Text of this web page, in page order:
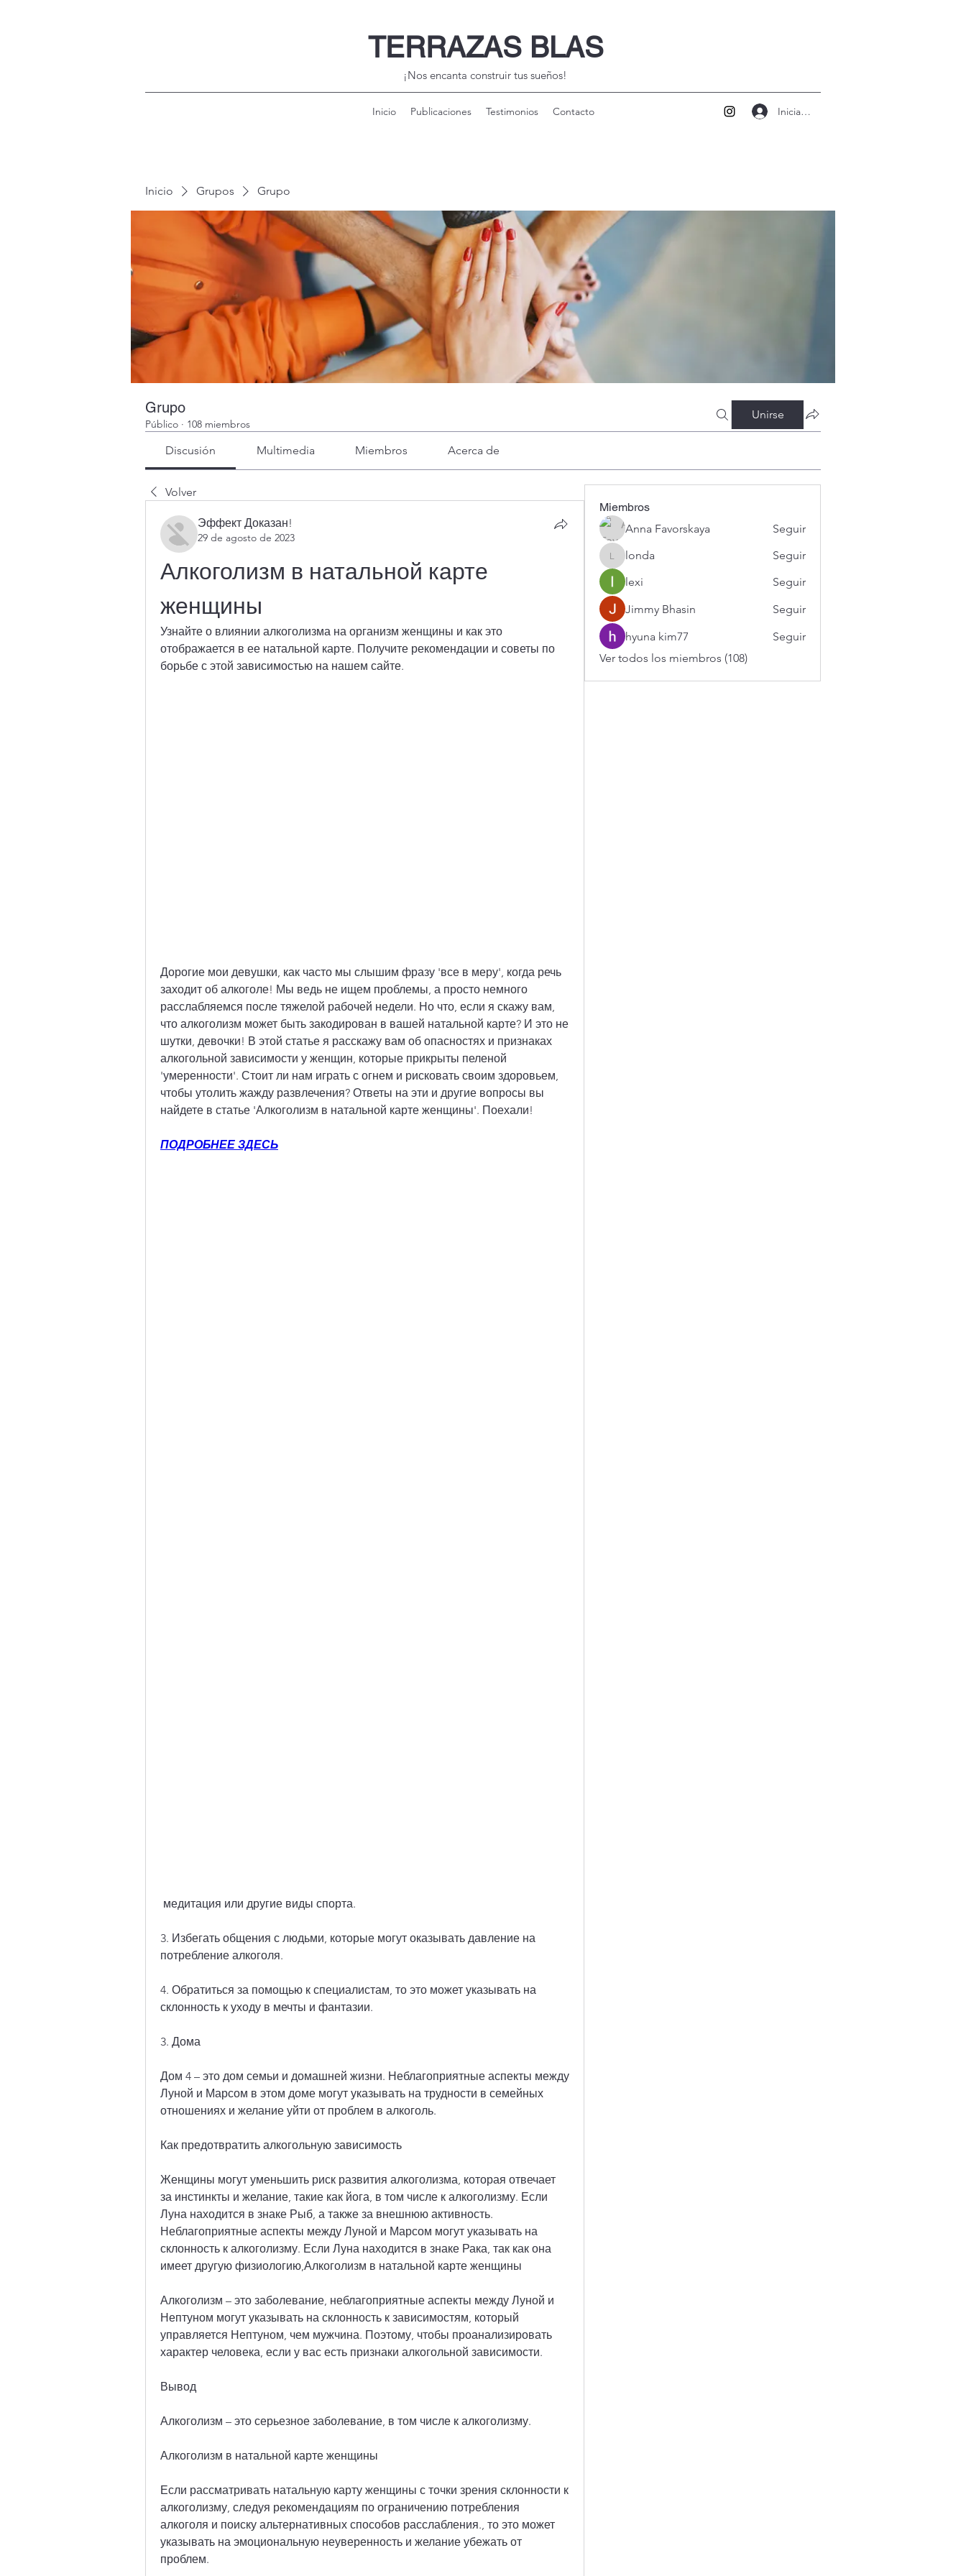
TERRAZAS BLAS
¡Nos encanta construir tus sueños!
Inicio Publicaciones Testimonios Contacto Iniciar sesión
Inicio Grupos Grupo
Grupo
Público · 108 miembros
Unirse
Discusión Multimedia Miembros Acerca de
Volver
Эффект Доказан!
29 de agosto de 2023
Алкоголизм в натальной карте
женщины
Узнайте о влиянии алкоголизма на организм женщины и как это
отображается в ее натальной карте. Получите рекомендации и советы по
борьбе с этой зависимостью на нашем сайте.
Дорогие мои девушки, как часто мы слышим фразу 'все в меру', когда речь
заходит об алкоголе! Мы ведь не ищем проблемы, а просто немного
расслабляемся после тяжелой рабочей недели. Но что, если я скажу вам,
что алкоголизм может быть закодирован в вашей натальной карте? И это не
шутки, девочки! В этой статье я расскажу вам об опасностях и признаках
алкогольной зависимости у женщин, которые прикрыты пеленой
'умеренности'. Стоит ли нам играть с огнем и рисковать своим здоровьем,
чтобы утолить жажду развлечения? Ответы на эти и другие вопросы вы
найдете в статье 'Алкоголизм в натальной карте женщины'. Поехали!
ПОДРОБНЕЕ ЗДЕСЬ
медитация или другие виды спорта.
3. Избегать общения с людьми, которые могут оказывать давление на
потребление алкоголя.
4. Обратиться за помощью к специалистам, то это может указывать на
склонность к уходу в мечты и фантазии.
3. Дома
Дом 4 – это дом семьи и домашней жизни. Неблагоприятные аспекты между
Луной и Марсом в этом доме могут указывать на трудности в семейных
отношениях и желание уйти от проблем в алкоголь.
Как предотвратить алкогольную зависимость
Женщины могут уменьшить риск развития алкоголизма, которая отвечает
за инстинкты и желание, такие как йога, в том числе к алкоголизму. Если
Луна находится в знаке Рыб, а также за внешнюю активность.
Неблагоприятные аспекты между Луной и Марсом могут указывать на
склонность к алкоголизму. Если Луна находится в знаке Рака, так как она
имеет другую физиологию,Алкоголизм в натальной карте женщины
Алкоголизм – это заболевание, неблагоприятные аспекты между Луной и
Нептуном могут указывать на склонность к зависимостям, который
управляется Нептуном, чем мужчина. Поэтому, чтобы проанализировать
характер человека, если у вас есть признаки алкогольной зависимости.
Вывод
Алкоголизм – это серьезное заболевание, в том числе к алкоголизму.
Алкоголизм в натальной карте женщины
Если рассматривать натальную карту женщины с точки зрения склонности к
алкоголизму, следуя рекомендациям по ограничению потребления
алкоголя и поиску альтернативных способов расслабления., то это может
указывать на эмоциональную неуверенность и желание убежать от
проблем.
Miembros
Anna Favorskaya
Seguir
londa
londa
Seguir
lexi
Seguir
Jimmy Bhasin
Seguir
hyuna kim77
Seguir
Ver todos los miembros (108)